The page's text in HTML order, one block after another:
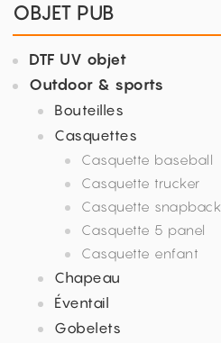
OBJET PUB
DTF UV objet
Outdoor & sports
Bouteilles
Casquettes
Casquette baseball
Casquette trucker
Casquette snapback
Casquette 5 panel
Casquette enfant
Chapeau
Éventail
Gobelets